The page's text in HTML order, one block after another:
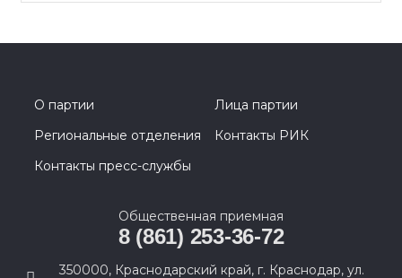
О партии
Лица партии
Региональные отделения
Контакты РИК
Контакты пресс-службы
Общественная приемная
8 (861) 253-36-72
350000, Краснодарский край, г. Краснодар, ул.